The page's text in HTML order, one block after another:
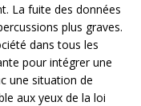
La fuite des données
plus graves.
dans tous les
pour intégrer une
une situation de
aux yeux de la loi